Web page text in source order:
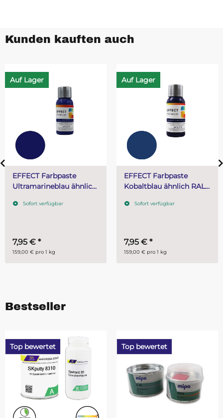
Kunden kauften auch
Auf Lager
EFFECT Farbpaste
Kobaltblau ähnlich RAL
Sofort verfügbar
7,95 €
159,00 € pro 1 kg
Auf Lager
Epoxid Hobby
Versiegelungs- und
Epohard 35 Härter 2,25
34,95 €
15,53 € pro 1 kg
Bestseller
Top bewertet Top bewertet